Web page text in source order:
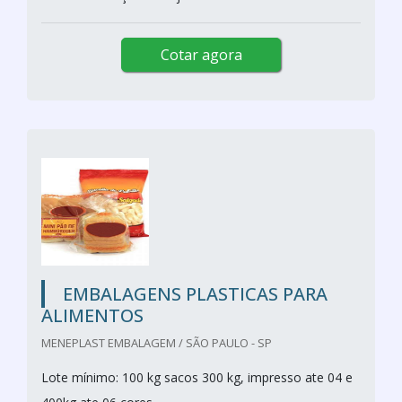
Cotar agora
EMBALAGENS PLASTICAS PARA
ALIMENTOS
MENEPLAST EMBALAGEM / SÃO PAULO - SP
Lote mínimo: 100 kg sacos 300 kg, impresso ate 04 e